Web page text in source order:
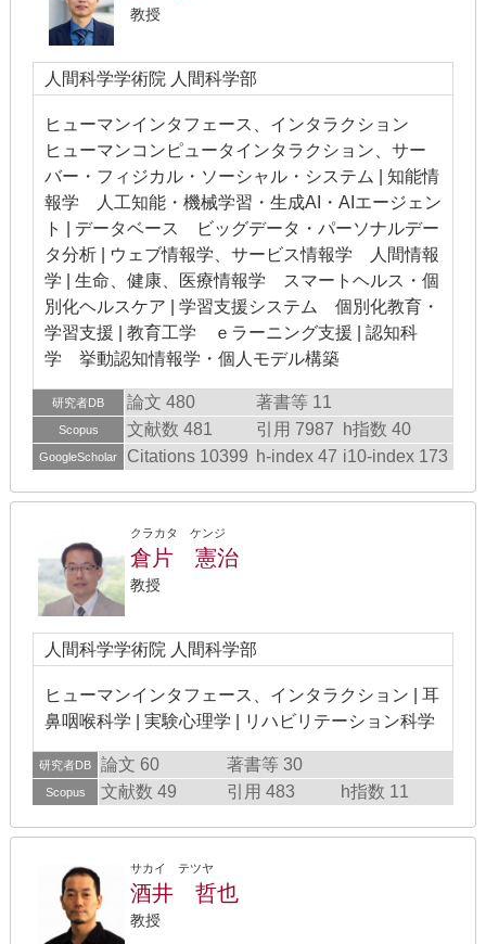
教授
人間科学学術院 人間科学部
ヒューマンインタフェース、インタラクション
ヒューマンコンピュータインタラクション、サー
バー・フィジカル・ソーシャル・システム | 知能情
報学 人工知能・機械学習・生成AI・AIエージェン
ト | データベース ビッグデータ・パーソナルデー
タ分析 | ウェブ情報学、サービス情報学 人間情報
学 | 生命、健康、医療情報学 スマートヘルス・個
別化ヘルスケア | 学習支援システム 個別化教育・
学習支援 | 教育工学 ｅラーニング支援 | 認知科
学 挙動認知情報学・個人モデル構築
研究者DB 論文 480 著書等 11
Scopus 文献数 481 引用 7987 h指数 40
GoogleScholar Citations 10399 h-index 47 i10-index 173
クラカタ ケンジ
倉片 憲治
教授
人間科学学術院 人間科学部
ヒューマンインタフェース、インタラクション | 耳
鼻咽喉科学 | 実験心理学 | リハビリテーション科学
研究者DB 論文 60 著書等 30
Scopus 文献数 49 引用 483 h指数 11
サカイ テツヤ
酒井 哲也
教授